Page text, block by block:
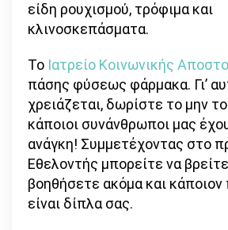
είδη ρουχισμού, τρόφιμα και
κλινοσκεπάσματα.
Το Ιατρείο Κοινωνικής
πάσης φύσεως φάρμακα. Γι’
χρειάζεται, δωρίστε το μην
κάποιοι συνάνθρωποι μας
ανάγκη! Συμμετέχοντας στο
Εθελοντής μπορείτε να
βοηθήσετε ακόμα και κάποιον
είναι δίπλα σας.